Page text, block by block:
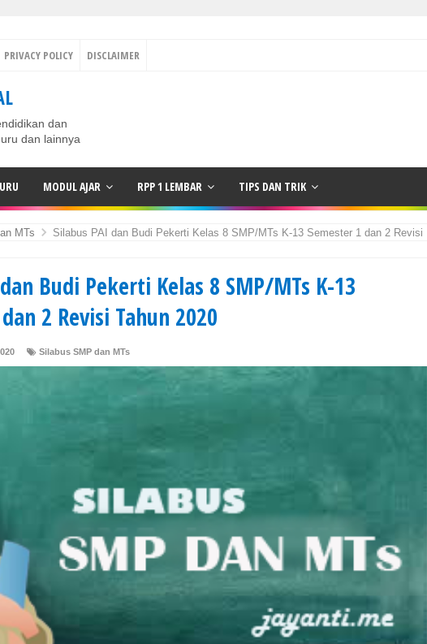
PRIVACY POLICY DISCLAIMER
dan
dan lainnya
MODUL AJAR RPP 1 LEMBAR TIPS DAN TRIK
MTs Silabus PAI dan Budi Pekerti Kelas 8 SMP/MTs K-13 Semester 1 dan 2 Revisi Tahun 2020
Budi Pekerti Kelas 8 SMP/MTs K-13
2 Revisi Tahun 2020
Silabus SMP dan MTs